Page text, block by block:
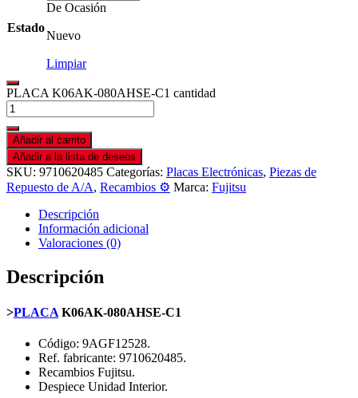
Estado
De Ocasión
Nuevo
Limpiar
PLACA K06AK-080AHSE-C1 cantidad
Añadir al carrito
Añadir a la lista de deseos
SKU: 9710620485 Categorías: Placas Electrónicas, Piezas de
Repuesto de A/A, Recambios ⚙️ Marca: Fujitsu
Descripción
Información adicional
Valoraciones (0)
Descripción
>PLACA K06AK-080AHSE-C1
Código: 9AGF12528.
Ref. fabricante: 9710620485.
Recambios Fujitsu.
Despiece Unidad Interior.